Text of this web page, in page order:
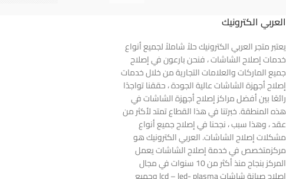
العربي الكترونيك
يعتبر متجر العربي الكترونيك حلاً شاملاً لجميع أنواع
خدمات إصلاح الشاشات ، فنحن بارعون في إصلاح
جميع الماركات والعلامات التجارية من خلال خدمات
إصلاح أجهزة الشاشات عالية الجودة ، حققنا تواجدًا
رائعًا بين أفضل مراكز إصلاح أجهزة الشاشات في
هذه المنطقة. خبرتنا في هذا القطاع تمتد لأكثر من
عقد ، وهذا سبب ، نجحنا في إصلاح جميع أنواع
مشكلات إصلاح الشاشات. العربي الكترونيك هو
مركزمتخصص في خدمة إصلاح الشاشات يعمل
المركز بنجاح منذ أكثر من 10 سنوات في مجال